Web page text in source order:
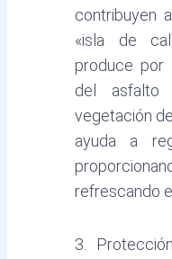
contribuyen
«isla de
produce por
del
vegetación
ayuda a
refrescando
3.